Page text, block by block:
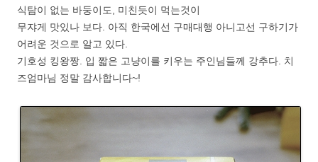
식탐이 없는 바둥이도, 미친듯이 먹는것이
무쟈게 맛있나 보다. 아직 한국에선 구매대행 아니고선 구하기가
어려운 것으로 알고 있다.
기호성 킹왕짱. 입 짧은 고냥이를 키우는 주인님들께 강추다. 치
즈엄마님 정말 감사합니다~!